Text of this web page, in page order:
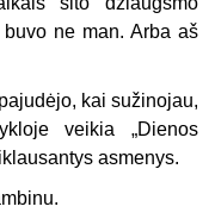
ne man. Arba aš
kai sužinojau,
veikia „Dienos
asmenys.